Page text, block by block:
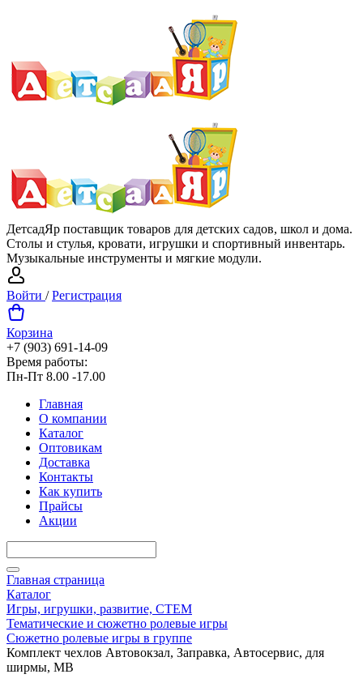
ДетсадЯр поставщик товаров для детских садов, школ и дома.
Столы и стулья, кровати, игрушки и спортивный инвентарь.
Музыкальные инструменты и мягкие модули.
Войти /Регистрация
Корзина
+7 (903) 691-14-09
Время работы:
Пн-Пт 8.00 -17.00
Главная
О компании
Каталог
Оптовикам
Доставка
Контакты
Как купить
Прайсы
Акции
Главная страница
Каталог
Игры, игрушки, развитие, СТЕМ
Тематические и сюжетно ролевые игры
Сюжетно ролевые игры в группе
Комплект чехлов Автовокзал, Заправка, Автосервис, для
ширмы, МВ